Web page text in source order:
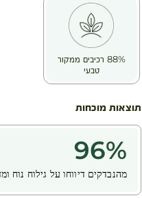
88% רכיבים ממקור
טבעי
תוצאות מוכחות
96%
מהנבדקים דיווחו על גילוח נוח